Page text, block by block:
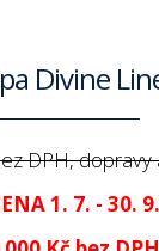
Divine
DPH, dopravy
1. 7. - 30.